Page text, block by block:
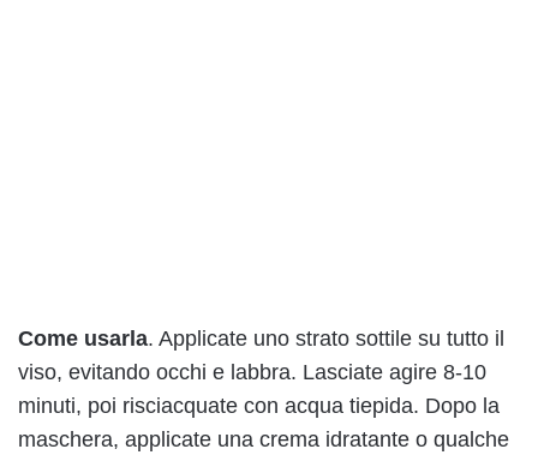
Come usarla. Applicate uno strato sottile su tutto il
viso, evitando occhi e labbra. Lasciate agire 8-10
minuti, poi risciacquate con acqua tiepida. Dopo la
maschera, applicate una crema idratante o qualche